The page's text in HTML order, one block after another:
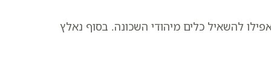
להשאיל כלים מיהודי השכונה. בסוף נאלץ